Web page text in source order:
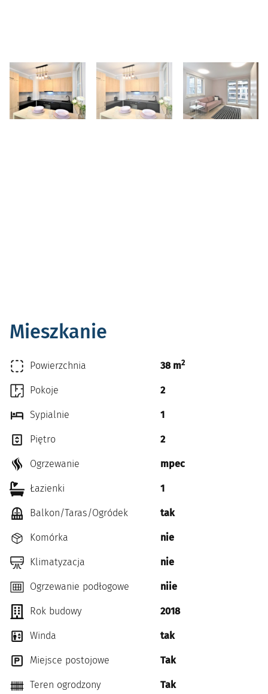
Mieszkanie
Powierzchnia 38 m2
Pokoje 2
Sypialnie 1
Piętro 2
Ogrzewanie mpec
Łazienki 1
Balkon/Taras/Ogródek tak
Komórka nie
Klimatyzacja nie
Ogrzewanie podłogowe niie
Rok budowy 2018
Winda tak
Miejsce postojowe Tak
Teren ogrodzony Tak